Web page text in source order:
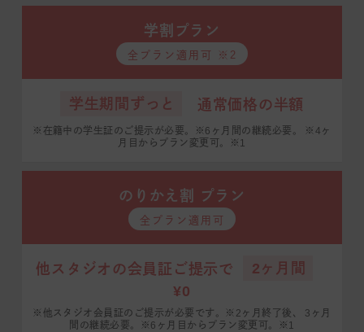
学割プラン
全プラン適用可 ※2
学生期間ずっと 通常価格の半額
※在籍中の学生証のご提示が必要。※6ヶ月間の継続必要。
※4ヶ
月目からプラン変更可。※1
のりかえ割 プラン
全プラン適用可
他スタジオの会員証ご提示で
2ヶ月間
¥0
※他スタジオ会員証のご提示が必要です。※2ヶ月終了後、
3ヶ月
間の継続必要。※6ヶ月目からプラン変更可。※1